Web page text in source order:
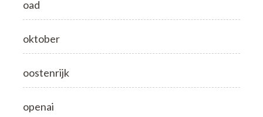
oad
oktober
oostenrijk
openai